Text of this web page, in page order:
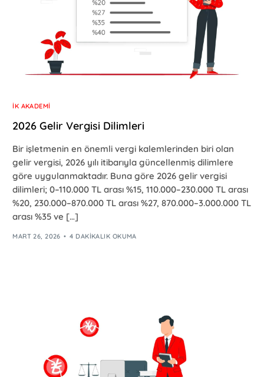
İK AKADEMI
2026 Gelir Vergisi Dilimleri
Bir işletmenin en önemli vergi kalemlerinden biri olan
gelir vergisi, 2026 yılı itibarıyla güncellenmiş dilimlere
göre uygulanmaktadır. Buna göre 2026 gelir vergisi
dilimleri; 0–110.000 TL arası %15, 110.000–230.000 TL arası
%20, 230.000–870.000 TL arası %27, 870.000–3.000.000 TL
arası %35 ve […]
MART 26, 2026 4 DAKIKALIK OKUMA